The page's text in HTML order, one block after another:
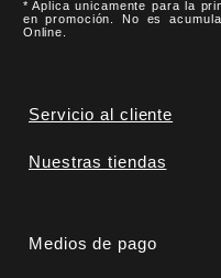
* Aplica unicamente para la
en promoción. No es
Online.
Servicio al cliente
Nuestras tiendas
Medios de pago